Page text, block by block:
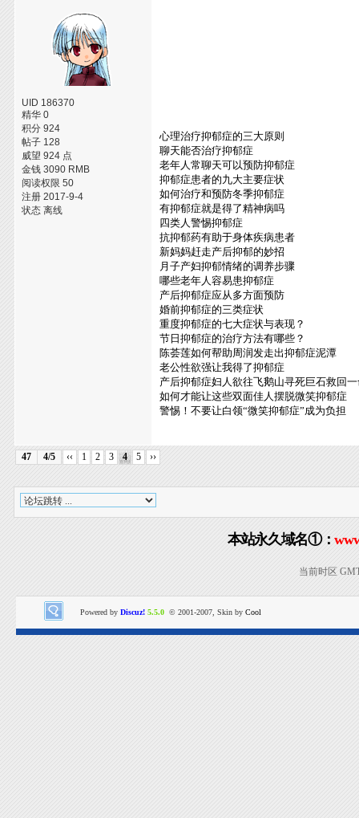
UID 186370
精华 0
积分 924
帖子 128
威望 924 点
金钱 3090 RMB
阅读权限 50
注册 2017-9-4
状态 离线
心理治疗抑郁症的三大原则
聊天能否治疗抑郁症
老年人常聊天可以预防抑郁症
抑郁症患者的九大主要症状
如何治疗和预防冬季抑郁症
有抑郁症就是得了精神病吗
四类人警惕抑郁症
抗抑郁药有助于身体疾病患者
新妈妈赶走产后抑郁的妙招
月子产妇抑郁情绪的调养步骤
哪些老年人容易患抑郁症
产后抑郁症应从多方面预防
婚前抑郁症的三类症状
重度抑郁症的七大症状与表现？
节日抑郁症的治疗方法有哪些？
陈荟莲如何帮助周润发走出抑郁症泥潭
老公性欲强让我得了抑郁症
产后抑郁症妇人欲往飞鹅山寻死巨石救回
如何才能让这些双面佳人摆脱微笑抑郁症
警惕！不要让白领“微笑抑郁症”成为负担
47 4/5 ‹‹ 1 2 3 4 5 ››
本站永久域名①：
当前时区
Powered by Discuz! 5.5.0 © 2001-2007, Skin by Cool